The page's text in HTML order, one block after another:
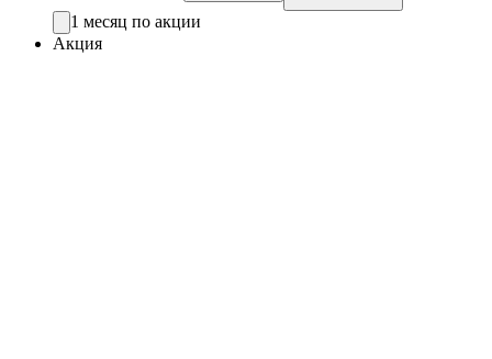
1 месяц по акции
Акция